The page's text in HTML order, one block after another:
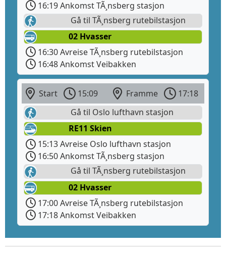
16:19 Ankomst TÃ¸nsberg stasjon
Gå til TÃ¸nsberg rutebilstasjon
02 Hvasser
16:30 Avreise TÃ¸nsberg rutebilstasjon
16:48 Ankomst Veibakken
Start 15:09 Framme
17:18
Gå til Oslo lufthavn stasjon
RE11 Skien
15:13 Avreise Oslo lufthavn stasjon
16:50 Ankomst TÃ¸nsberg stasjon
Gå til TÃ¸nsberg rutebilstasjon
02 Hvasser
17:00 Avreise TÃ¸nsberg rutebilstasjon
17:18 Ankomst Veibakken